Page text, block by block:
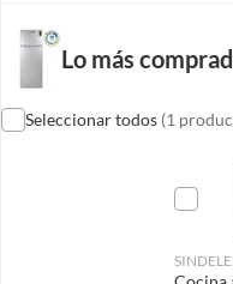
Lo más
Seleccionar todos (1